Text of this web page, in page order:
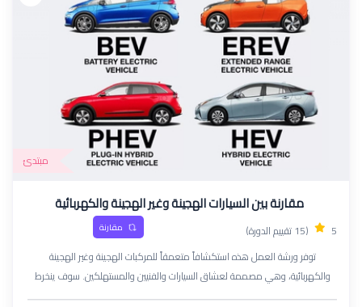
مبتدئ
مقارنة بين السيارات الهجينة وغير الهجينة والكهربائية
5 (15 تقييم الدورة) مقارنة
توفر ورشة العمل هذه استكشافاً متعمقاً للمركبات الهجينة وغير الهجينة
والكهربائية، وهي مصممة لعشاق السيارات والفنيين والمستهلكين. سوف ينخرط
المشاركون في مناقشات تفاعلية وأنشطة عملية لفهم الميكانيكا والأداء والتأثيرات